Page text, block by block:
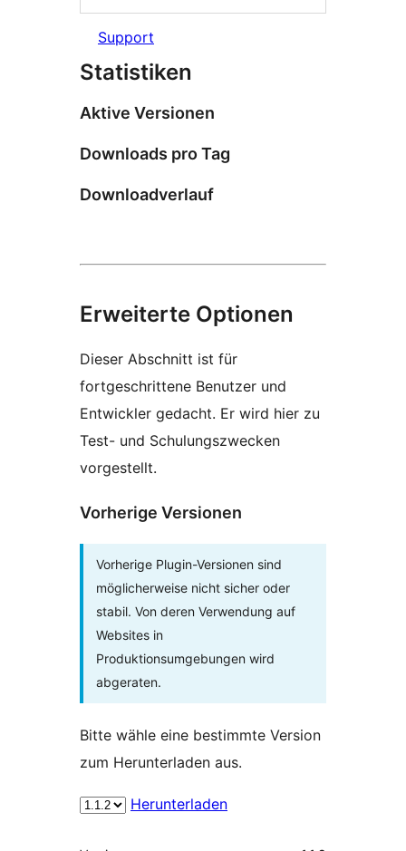
Support
Statistiken
Aktive Versionen
Downloads pro Tag
Downloadverlauf
Erweiterte Optionen
Dieser Abschnitt ist für
fortgeschrittene Benutzer und
Entwickler gedacht. Er wird hier zu
Test- und Schulungszwecken
vorgestellt.
Vorherige Versionen
Vorherige Plugin-Versionen sind
möglicherweise nicht sicher oder
stabil. Von deren Verwendung auf
Websites in
Produktionsumgebungen wird
abgeraten.
Bitte wähle eine bestimmte Version
zum Herunterladen aus.
Herunterladen